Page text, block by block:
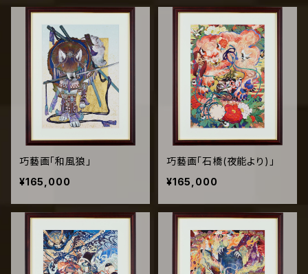
巧藝画「和風狼」
¥165,000
巧藝画「石橋(夜能より)」
¥165,000